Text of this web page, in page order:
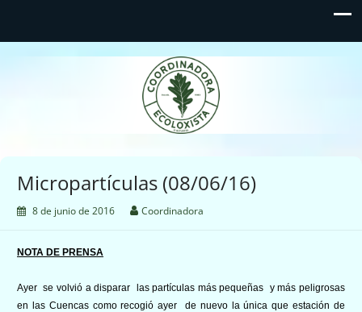
Coordinadora Ecoloxista
d'Asturies
Micropartículas (08/06/16)
8 de junio de 2016 Coordinadora
NOTA DE PRENSA
Ayer se volvió a disparar las partículas más pequeñas y más peligrosas
en las Cuencas como recogió ayer de nuevo la única que estación de